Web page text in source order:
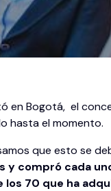
en Bogotá, el
hasta el momento.
que esto se
compró cada
70 que ha